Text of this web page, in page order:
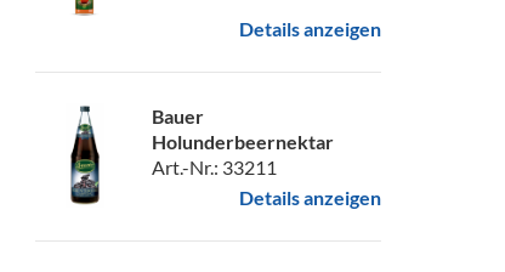
Details anzeigen
Bauer
Holunderbeernektar
Art.-Nr.: 33211
Details anzeigen